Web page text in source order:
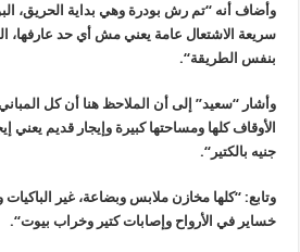
وأضاف أنه “تم رش بودرة وهي بداية الحريق،
سريعة الاشتعال عامة يعني مش أي حد عارفها،
بنفس الطريقة“.
وأشار “سعيد” إلى أن الملاحظ هنا أن كل
جنيه بالكتير“.
وتابع: “كلها مخازن ملابس وبضاعة، غير
خساير في الأرواح وإصابات كتير وخراب بيوت“.